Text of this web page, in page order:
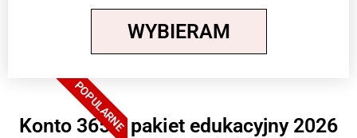
WYBIERAM
POPULARNE
Konto 365 + pakiet edukacyjny 2026